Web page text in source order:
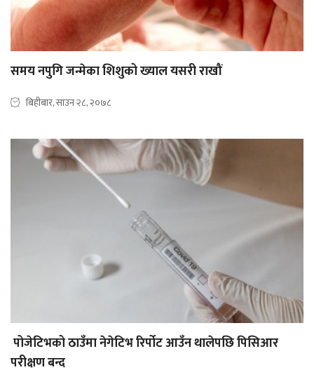
समय नपुगि जन्मेका शिशुको ख्याल यसरी राखौं
बिहीबार, साउन २८, २०७८
पोजेटिभको ठाउँमा नेगेटिभ रिर्पोट आउँन थालेपछि पिसिआर
परीक्षण बन्द